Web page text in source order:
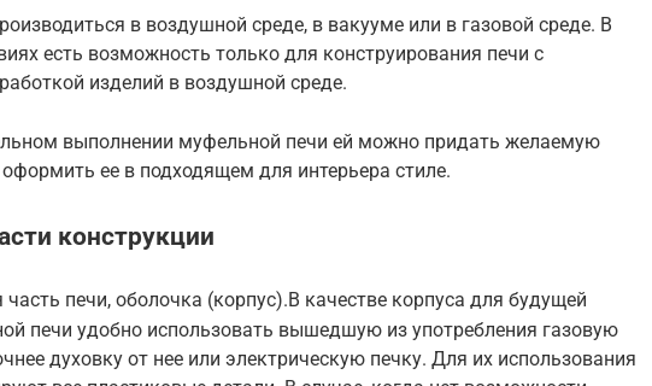
в воздушной среде, в вакууме или в газовой среде. В
есть возможность только для конструирования печи с
изделий в воздушной среде.
выполнении муфельной печи ей можно придать желаемую
ее в подходящем для интерьера стиле.
конструкции
печи, оболочка (корпус).В качестве корпуса для будущей
печи удобно использовать вышедшую из употребления газовую
духовку от нее или электрическую печку. Для их использования